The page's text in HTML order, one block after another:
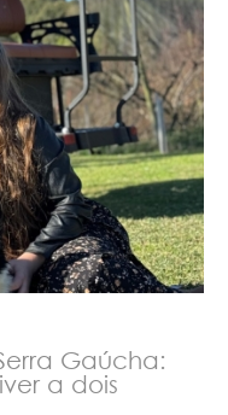
Gaúcha:
a dois